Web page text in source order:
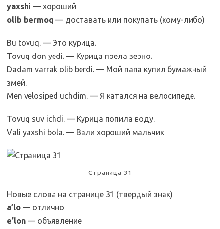
yaxshi — хороший
olib bermoq — доставать или покупать (кому-либо)
Bu tovuq. — Это курица.
Tovuq don yedi. — Курица поела зерно.
Dadam varrak olib berdi. — Мой папа купил бумажный
змей.
Men velosiped uchdim. — Я катался на велосипеде.
Tovuq suv ichdi. — Курица попила воду.
Vali yaxshi bola. — Вали хороший мальчик.
Страница 31
Новые слова на странице 31 (твердый знак)
a’lo — отлично
e’lon — объявление